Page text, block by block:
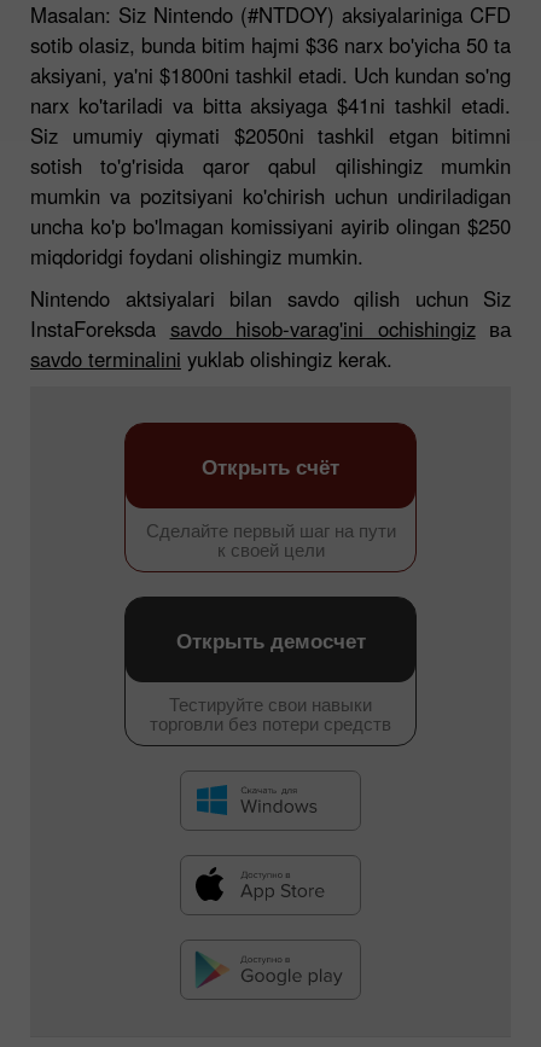
Masalan: Siz Nintendo (#NTDOY) aksiyalariniga CFD
sotib olasiz, bunda bitim hajmi $36 narx bo'yicha 50 ta
aksiyani, ya'ni $1800ni tashkil etadi. Uch kundan so'ng
narx ko'tariladi va bitta aksiyaga $41ni tashkil etadi.
Siz umumiy qiymati $2050ni tashkil etgan bitimni
sotish to'g'risida qaror qabul qilishingiz mumkin
mumkin va pozitsiyani ko'chirish uchun undiriladigan
uncha ko'p bo'lmagan komissiyani ayirib olingan $250
miqdoridgi foydani olishingiz mumkin.
Nintendo aktsiyalari bilan savdo qilish uchun Siz
InstaForeksda savdo hisob-varag'ini ochishingizва
savdo terminalini yuklab olishingiz kerak.
Сделайте первый шаг на пути
к своей цели
Открыть счёт
Тестируйте свои навыки
торговли без потери средств
Открыть демосчет